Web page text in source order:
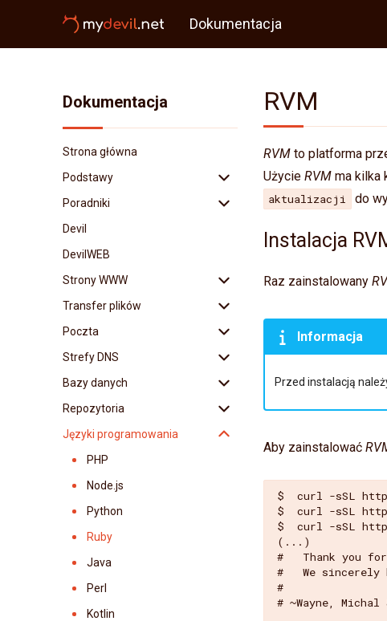
Dokumentacja
Dokumentacja
Strona główna
Podstawy
Backup
Logowanie kluczem
Uwierzytelnianie
Poradniki
Redis
Memcached
Imapsync
Composer
WP-CLI
Tomcat
Redmine
Devil
DevilWEB
Strony WWW
.htaccess
PHP
Node.js
Python
Django
Flask
Ruby
Ruby on Rails
Catalyst
CGI
SSL
WAF
PoW
Transfer plików
FTP
SFTP
Poczta
SSL
Autoresponder
Przekierowanie e-mail
Sieve
SPF
Imapsync
Strefy DNS
Konfiguracja DNS
Delegacja DNS
SPF
Bazy danych
MySQL
PostgreSQL
MongoDB
Redis
Memcached
Repozytoria
GIT
SVN
Mercurial
Języki programowania
PHP
Node.js
Python
Ruby
Java
Perl
Kotlin
RVM
RVM to platforma
Użycie RVM ma kilka
aktualizacji do
Instalacja
Raz zainstalowany
Informacja
Przed instalacją
Aby zainstalować
$  curl -sSL
$  curl -sSL
$  curl -sSL
(...)
#   Thank you for
#   We sincerely
#
# ~Wayne, Michal